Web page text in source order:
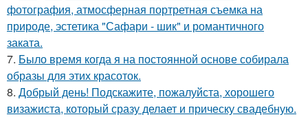
фотография, атмосферная портретная съемка на
природе, эстетика "Сафари - шик" и романтичного
заката.
7. Было время когда я на постоянной основе собирала
образы для этих красоток.
8. Добрый день! Подскажите, пожалуйста, хорошего
визажиста, который сразу делает и прическу свадебную.